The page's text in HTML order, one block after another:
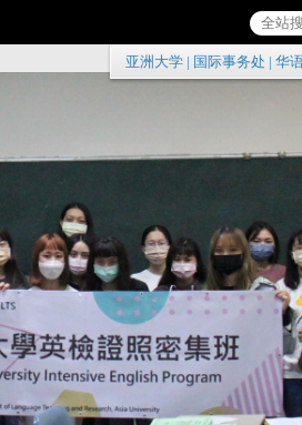
亚洲大学 国际事务处 华